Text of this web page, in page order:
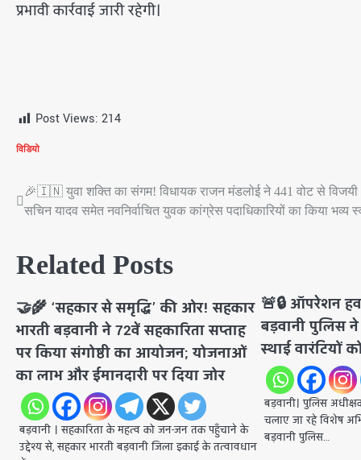
प्रभावी कार्रवाई जारी रहेगी।
Post Views: 214
विडियो
Post
🎉🇮🇳 युवा शक्ति का संगम! विधायक राजन मंडलोई ने 441 वोट से विजयी
सचिन यादव समेत नवनिर्वाचित युवक कांग्रेस पदाधिकारियों का किया भव्य
Related Posts
🤝🌾 ‘सहकार से समृद्धि’ की ओर! सहकार
भारती बड़वानी ने 72वें सहकारिता सप्ताह
पर किया संगोष्ठी का आयोजन; योजनाओं
का लाभ और ईमानदारी पर दिया जोर
बड़वानी । ​सहकारिता के महत्व को जन-जन तक पहुँचाने के
उद्देश्य से, सहकार भारती बड़वानी जिला इकाई के तत्वावधान
🚨🔒 ऑपरेशन
बड़वानी पुलिस
स्थाई वारंटियों
बड़वानी। ​पुलिस
चलाए जा रहे विशेष
बड़वानी पुलिस…